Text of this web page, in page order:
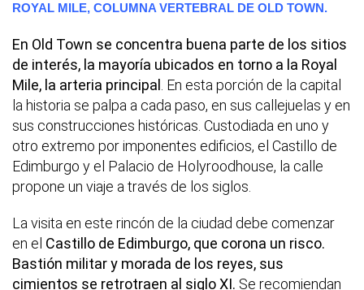
ROYAL MILE, COLUMNA VERTEBRAL DE OLD TOWN.
En Old Town se concentra buena parte de los sitios
de interés, la mayoría ubicados en torno a la Royal
Mile, la arteria principal . En esta porción de la capital
la historia se palpa a cada paso, en sus callejuelas y en
sus construcciones históricas. Custodiada en uno y
otro extremo por imponentes edificios, el Castillo de
Edimburgo y el Palacio de Holyroodhouse, la calle
propone un viaje a través de los siglos.
La visita en este rincón de la ciudad debe comenzar
en el Castillo de Edimburgo, que corona un risco.
Bastión militar y morada de los reyes, sus
cimientos se retrotraen al siglo XI. Se recomiendan